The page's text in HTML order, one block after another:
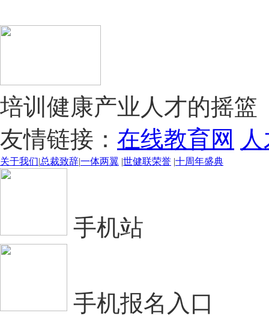
培训健康产业人才的摇篮
友情链接： 在线教育网
关于我们|总裁致辞|一体两翼 |世健联荣誉 |十周年盛典
手机站
手机报名入口